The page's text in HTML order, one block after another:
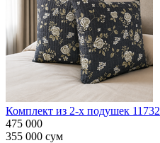
Комплект из 2-х подушек 11732
475 000
355 000 сум